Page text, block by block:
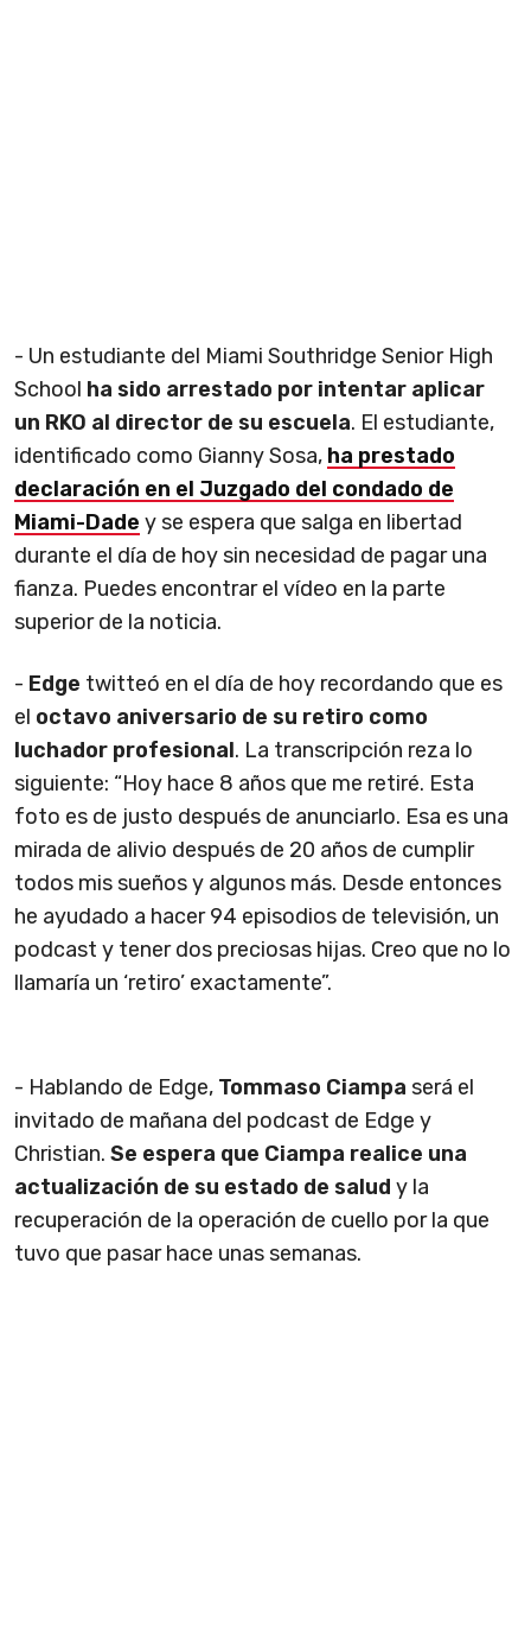
- Un estudiante del Miami Southridge Senior High
School ha sido arrestado por intentar aplicar
un RKO al director de su escuela. El estudiante,
identificado como Gianny Sosa, ha prestado
declaración en el Juzgado del condado de
Miami-Dade y se espera que salga en libertad
durante el día de hoy sin necesidad de pagar una
fianza. Puedes encontrar el vídeo en la parte
superior de la noticia.
- Edge twitteó en el día de hoy recordando que es
el octavo aniversario de su retiro como
luchador profesional. La transcripción reza lo
siguiente: “Hoy hace 8 años que me retiré. Esta
foto es de justo después de anunciarlo. Esa es una
mirada de alivio después de 20 años de cumplir
todos mis sueños y algunos más. Desde entonces
he ayudado a hacer 94 episodios de televisión, un
podcast y tener dos preciosas hijas. Creo que no lo
llamaría un ‘retiro’ exactamente”.
- Hablando de Edge, Tommaso Ciampa será el
invitado de mañana del podcast de Edge y
Christian. Se espera que Ciampa realice una
actualización de su estado de salud y la
recuperación de la operación de cuello por la que
tuvo que pasar hace unas semanas.